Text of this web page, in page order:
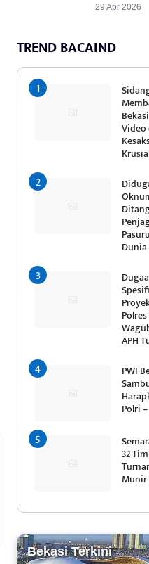
29 Apr 2026
TREND BACAIND
Video
Dunia
APH
PWI
Polri
32
Munir
Bekasi Terkini